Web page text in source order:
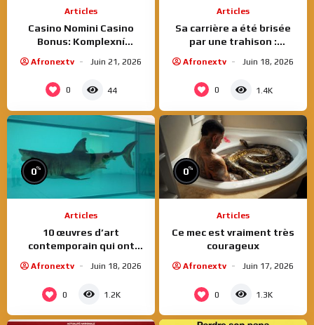
Articles
Casino Nomini Casino
Bonus: Komplexní
Programem
Afronextv Juin 21, 2026
0 44
Articles
Sa carrière a été brisée
par une trahison :
entre colère et justice
Afronextv Juin 18, 2026
0 1.4K
0%
Articles
10 œuvres d’art
contemporain qui ont
Afronextv Juin 18, 2026
0 1.2K
0%
Articles
Ce mec est vraiment très
courageux
Afronextv Juin 17, 2026
0 1.3K